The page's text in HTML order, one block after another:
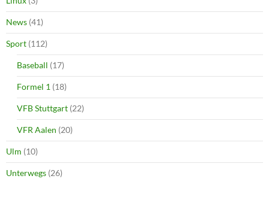
News (41)
Sport (112)
Baseball (17)
Formel 1 (18)
VFB Stuttgart (22)
VFR Aalen (20)
Ulm (10)
Unterwegs (26)